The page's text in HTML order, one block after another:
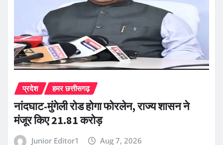
प्रदेश हमर छत्तीसगढ़
नांदघाट-मुंगेली रोड होगा फोरलेन, राज्य शासन ने
मंजूर किए 21.81 करोड़
Junior Editor1 Aug 7, 2026